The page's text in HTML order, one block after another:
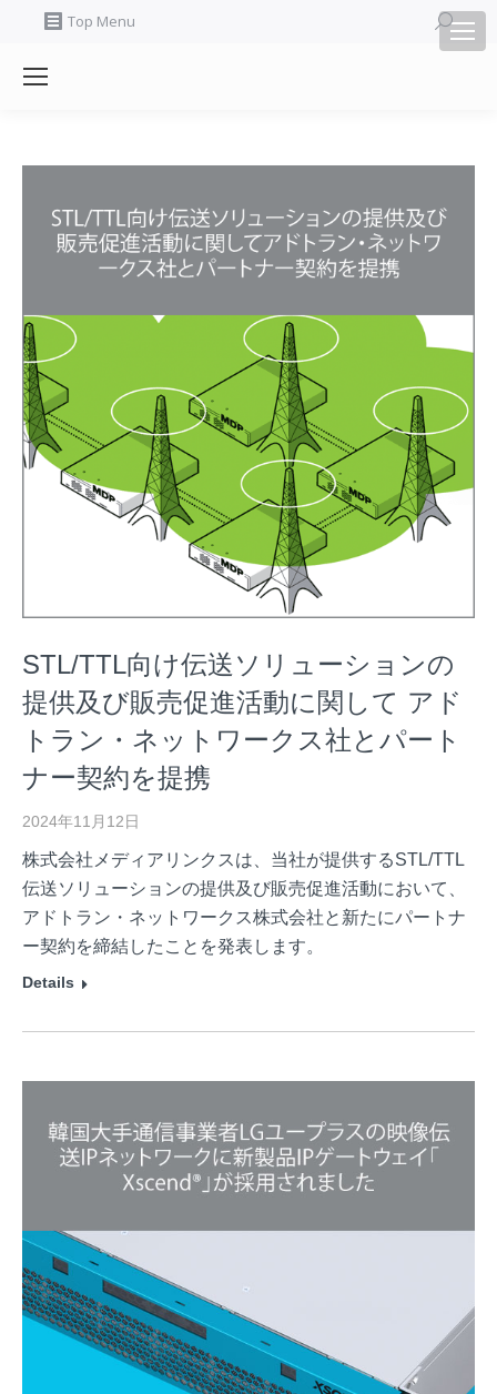
Top Menu Search:
STL/TTL向け伝送ソリューションの
提供及び販売促進活動に関して アド
トラン・ネットワークス社とパート
ナー契約を提携
2024年11月12日
株式会社メディアリンクスは、当社が提供するSTL/TTL
伝送ソリューションの提供及び販売促進活動において、
アドトラン・ネットワークス株式会社と新たにパートナ
ー契約を締結したことを発表します。
Details